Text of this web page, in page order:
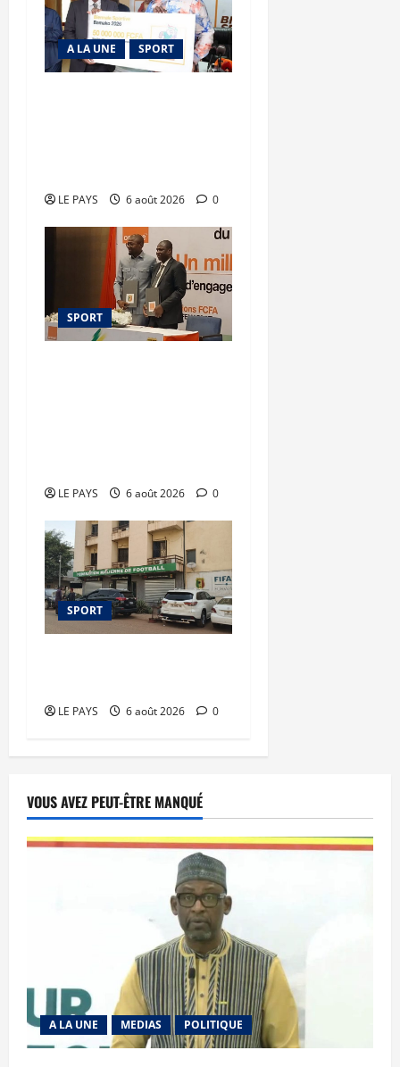
A LA UNE SPORT
LE PAYS 6 août 2026 0
SPORT
LE PAYS 6 août 2026 0
SPORT
LE PAYS 6 août 2026 0
VOUS AVEZ PEUT-ÊTRE MANQUÉ
A LA UNE MEDIAS POLITIQUE